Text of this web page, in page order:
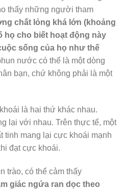
thấy những người tham
chất lỏng khá lớn (khoảng
họ cho biết hoạt động này
sống của họ như thế
nước có thể là một dòng
bạn, chứ không phải là một
là hai thứ khác nhau.
lại với nhau. Trên thực tế, một
tinh mang lại cực khoái mạnh
đạt cực khoái.
trào, có thể cảm thấy
giác ngứa ran dọc theo